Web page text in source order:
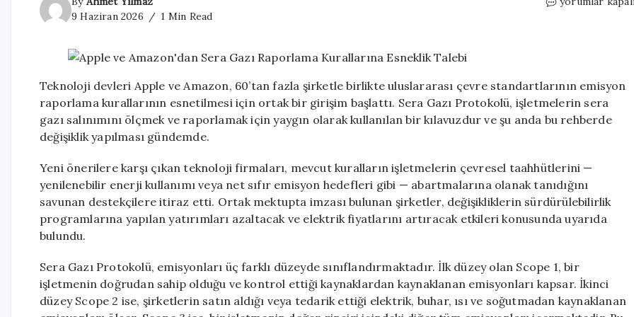
9 Haziran 2026
1 Min Read
Kurallarına
Esneklik
Talebi
Teknoloji devleri Apple ve Amazon, 60’tan fazla şirketle birlikte uluslararası çevre standartlarının emisyon
raporlama kurallarının esnetilmesi için ortak bir girişim başlattı. Sera Gazı Protokolü, işletmelerin sera
gazı salınımını ölçmek ve raporlamak için yaygın olarak kullanılan bir kılavuzdur ve şu anda bu rehberde
değişiklik yapılması gündemde.
Yeni önerilere karşı çıkan teknoloji firmaları, mevcut kuralların işletmelerin çevresel taahhütlerini —
yenilenebilir enerji kullanımı veya net sıfır emisyon hedefleri gibi — abartmalarına olanak tanıdığını
savunan destekçilere itiraz etti. Ortak mektupta imzası bulunan şirketler, değişikliklerin sürdürülebilirlik
programlarına yapılan yatırımları azaltacak ve elektrik fiyatlarını artıracak etkileri konusunda uyarıda
bulundu.
Sera Gazı Protokolü, emisyonları üç farklı düzeyde sınıflandırmaktadır. İlk düzey olan Scope 1, bir
işletmenin doğrudan sahip olduğu ve kontrol ettiği kaynaklardan kaynaklanan emisyonları kapsar. İkinci
düzey Scope 2 ise, şirketlerin satın aldığı veya tedarik ettiği elektrik, buhar, ısı ve soğutmadan kaynaklanan